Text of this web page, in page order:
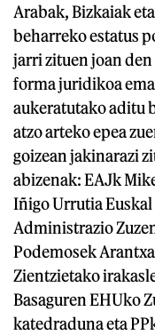
Arabak, Bizkaiak
beharreko estatus
jarri zituen joan
forma juridikoa
aukeratutako aditu
atzo arteko epea
goizean jakinarazi
abizenak: EAJk
Iñigo Urrutia
Administrazio
Podemosek
Zientzietako
Basaguren EHUko
katedraduna eta